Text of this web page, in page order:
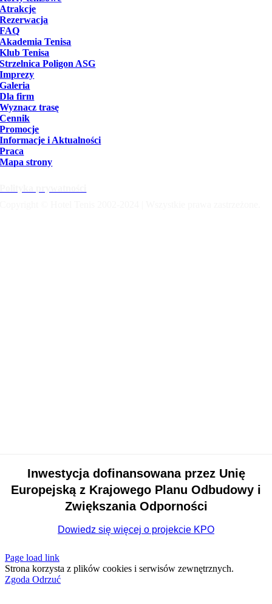
Atrakcje
Rezerwacja
FAQ
Akademia Tenisa
Klub Tenisa
Strzelnica Poligon ASG
Imprezy
Galeria
Dla firm
Wyznacz trasę
Cennik
Promocje
Informacje i Aktualności
Praca
Mapa strony
Inwestycja dofinansowana przez Unię
Europejską z Krajowego Planu Odbudowy i
Zwiększania Odporności
Dowiedz się więcej o projekcie KPO
Page load link
Strona korzysta z plików cookies i serwisów zewnętrznych.
Zgoda Odrzuć